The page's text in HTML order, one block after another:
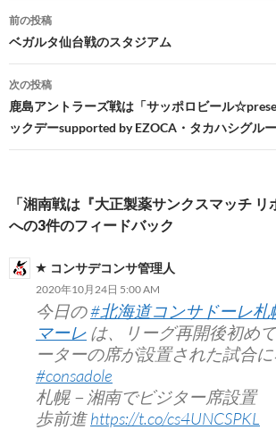
投
稿
ナ
ビ
ゲ
シ
ョ
ン
前の投稿
ベガルタ仙台戦のスタジアム
次の投稿
鹿島アントラーズ戦は「サッポロビール
ックデーsupported by EZOCA・タカハシグルー
「湘南戦は『大正製薬サンクスマッチ リ
への3件のフィードバック
コンサデコンサ管理人
2020年10月24日 5:00 AM
今日の#北海道コンサドーレ札
マーレ は、リーグ再開後初め
ーターの席が設置された試合に
#consadole
札幌－湘南でビジター席設置
歩前進https://t.co/cs4UNCSPKL